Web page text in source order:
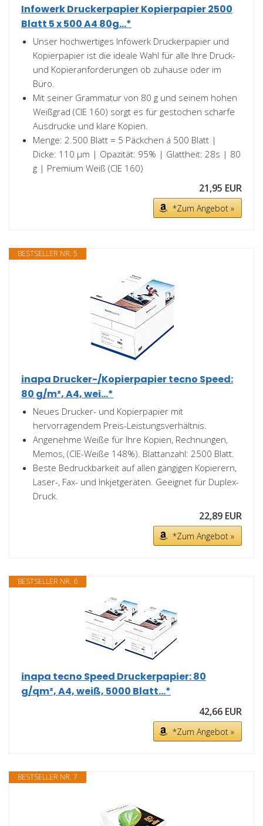
Infowerk Druckerpapier Kopierpapier 2500
Blatt 5 x 500 A4 80g...*
Unser hochwertiges Infowerk Druckerpapier und
Kopierpapier ist die ideale Wahl für alle Ihre Druck-
und Kopieranforderungen ob zuhause oder im
Büro.
Mit seiner Grammatur von 80 g und seinem hohen
Weißgrad (CIE 160) sorgt es für gestochen scharfe
Ausdrucke und klare Kopien.
Menge: 2.500 Blatt = 5 Päckchen á 500 Blatt |
Dicke: 110 μm | Opazität: 95% | Glattheit: 28s | 80
g | Premium Weiß (CIE 160)
21,95 EUR
*Zum Angebot »
BESTSELLER NR. 5
inapa Drucker-/Kopierpapier tecno Speed:
80 g/m², A4, wei...*
Neues Drucker- und Kopierpapier mit
hervorragendem Preis-Leistungsverhältnis.
Angenehme Weiße für Ihre Kopien, Rechnungen,
Memos, (CIE-Weiße 148%). Blattanzahl: 2500 Blatt.
Beste Bedruckbarkeit auf allen gängigen Kopierern,
Laser-, Fax- und Inkjetgeräten. Geeignet für Duplex-
Druck.
22,89 EUR
*Zum Angebot »
BESTSELLER NR. 6
inapa tecno Speed Druckerpapier: 80
g/qm², A4, weiß, 5000 Blatt...*
42,66 EUR
*Zum Angebot »
BESTSELLER NR. 7